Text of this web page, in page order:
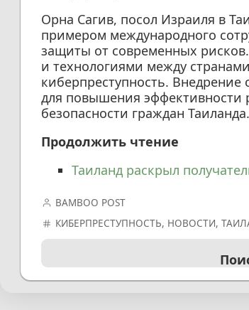
Орна Сагив, посол Израиля в
примером международного
защиты от современных
и технологиями между
киберпреступность.
для повышения эффективности
безопасности граждан Таиланда.
Продолжить чтение
Таиланд раскрыл
BAMBOO POST
КИБЕРПРЕСТУПНОСТЬ, НОВОСТИ,